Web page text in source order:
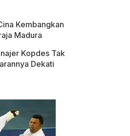
Kembangkan
Madura
Kopdes Tak
Dekati